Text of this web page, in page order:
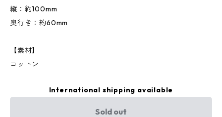
縦：約100mm
奥行き：約60mm
【素材】
コットン
International shipping available
Sold out